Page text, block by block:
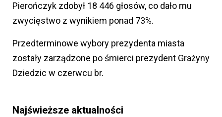
Pierończyk zdobył 18 446 głosów, co dało mu
zwycięstwo z wynikiem ponad 73%.
Przedterminowe wybory prezydenta miasta
zostały zarządzone po śmierci prezydent Grażyny
Dziedzic w czerwcu br.
Najświeższe aktualności